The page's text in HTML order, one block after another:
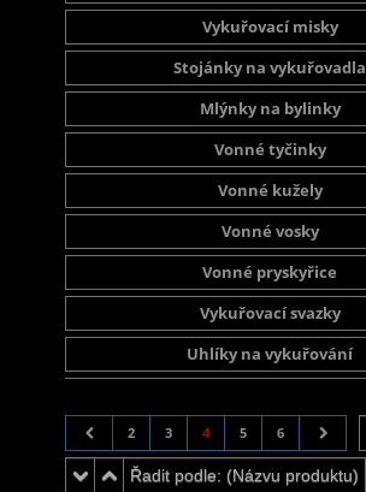
Vykuřovací misky
Stojánky na vykuřovadla
Mlýnky na bylinky
Vonné tyčinky
Vonné kužely
Vonné vosky
Vonné pryskyřice
Vykuřovací svazky
Uhlíky na vykuřování
2 3 4 5 6
Řadit podle: (Názvu produktu)